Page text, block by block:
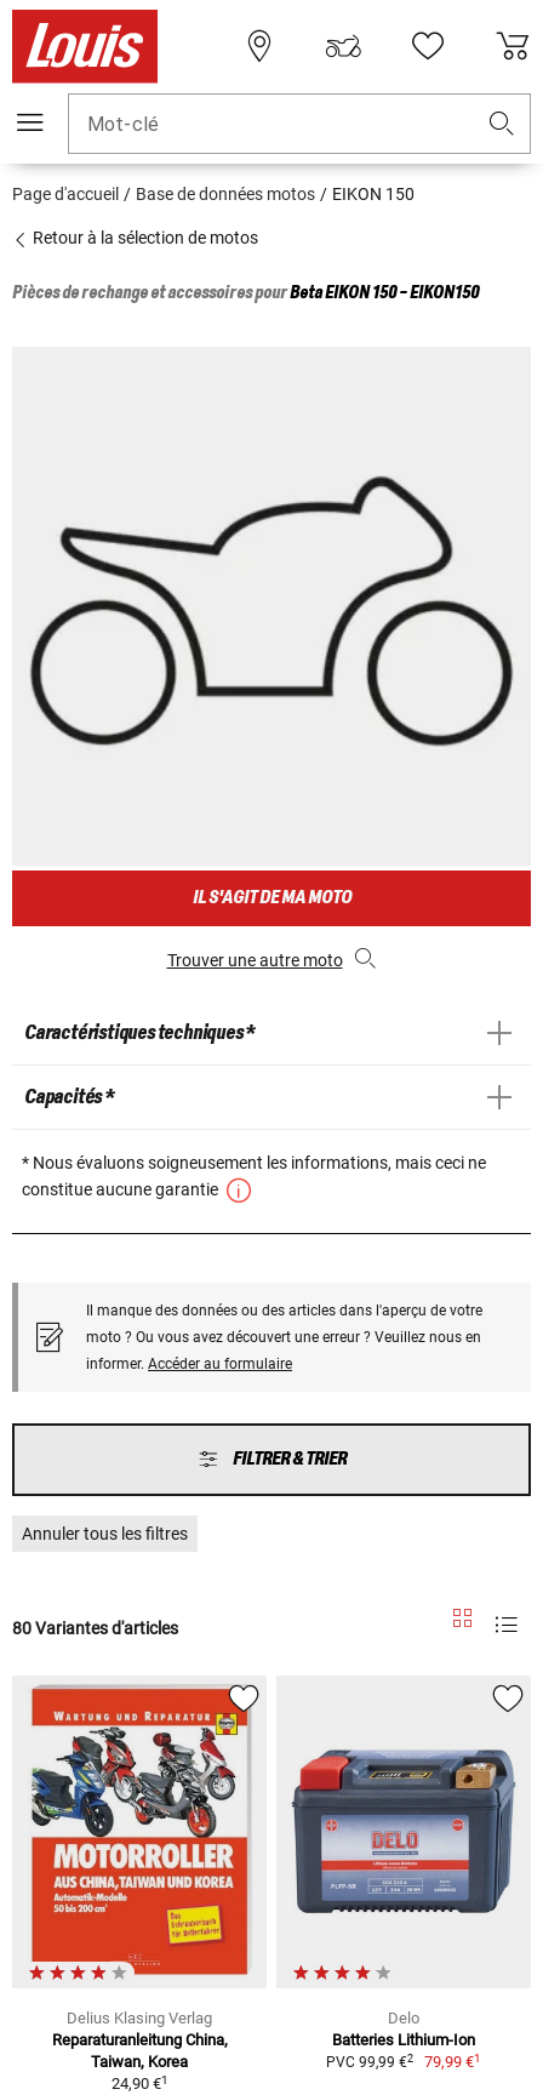
Mot-clé
Page d'accueil Base de données motos EIKON 150
Retour à la sélection de motos
Pièces de rechange et accessoires pourBetaEIKON 150 - EIKON150
IL S'AGIT DE MA MOTO
Trouver une autre moto
Caractéristiques techniques *
Capacités *
* Nous évaluons soigneusement les informations, mais ceci ne
constitue aucune garantie
Il manque des données ou des articles dans l'aperçu de votre
moto ? Ou vous avez découvert une erreur ? Veuillez nous en
informer. Accéder au formulaire
FILTRER & TRIER
Annuler tous les filtres
80 Variantes d'articles
Delius Klasing Verlag
Reparaturanleitung China,
Taiwan, Korea
24,90 €1
Delo
Batteries Lithium-Ion
PVC 99,99 €2 79,99 €1